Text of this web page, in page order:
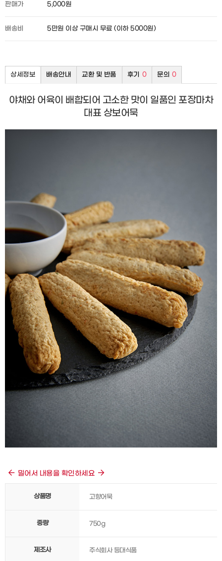
판매가 5,000원
배송비 5만원 이상 구매시 무료 (이하 5000원)
상세정보 배송안내 교환 및 반품 후기 0 문의 0
야채와 어육이 배합되어 고소한 맛이 일품인 포장마차
대표 상보어묵
밀어서 내용을 확인하세요
상품명 고향어묵
중량 750g
제조사 주식회사 등대식품